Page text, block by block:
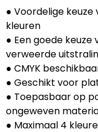
Sleutelhangers
Snoepgoed
Spellen voor
Sport
Jute tassen
Katoenen
Kledingtassen
Koeltassen en
Peuters en Baby's
Polo's bedrukken
Regenkleding
Schoenen
Computer- en
Zonne energie
Speakers en
Visitekaart- en
Whiteboards en
Overhemden
Polo's
Reflecterende
Reflecterende
Mepal
Moleskine
Motorola
MyKit
● Voordelige
kleuren
● Een goede
verweerde
● CMYK
● Geschikt voor
● Toepasbaar op
ongeweven
● Maximaal 4